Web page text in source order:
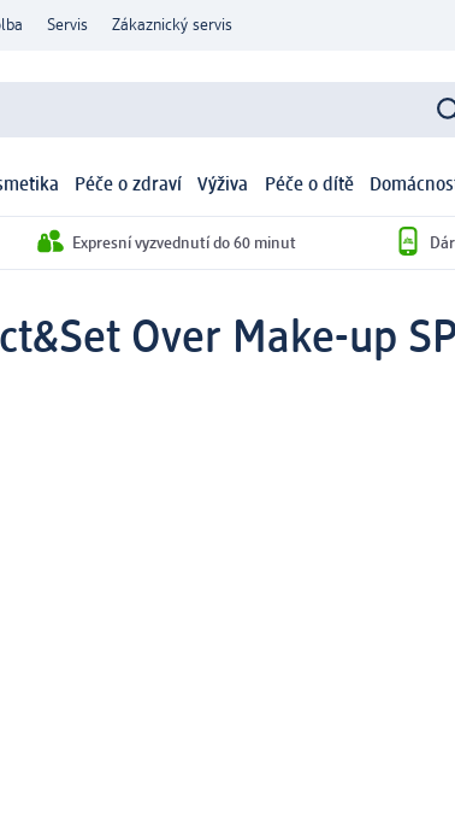
Servis Zákaznický servis
Péče o zdraví Výživa Péče o dítě
Expresní vyzvednutí do 60 minut
Over Make-up